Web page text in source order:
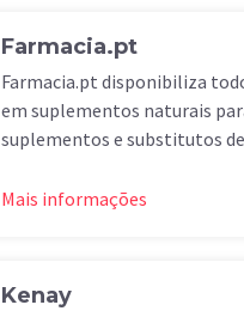
Farmacia.pt
Farmacia.pt disponibiliza
em suplementos naturais
suplementos e substitutos
Mais informações
Kenay